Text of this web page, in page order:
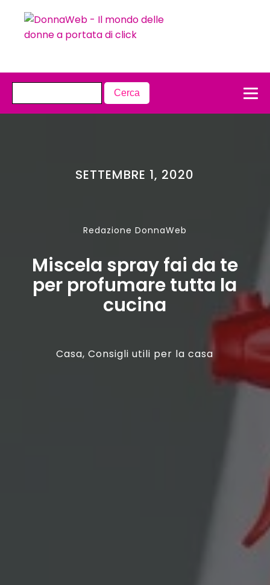
SETTEMBRE 1, 2020
Redazione DonnaWeb
Miscela spray fai da te
per profumare tutta la
cucina
Casa,Consigli utili per la casa